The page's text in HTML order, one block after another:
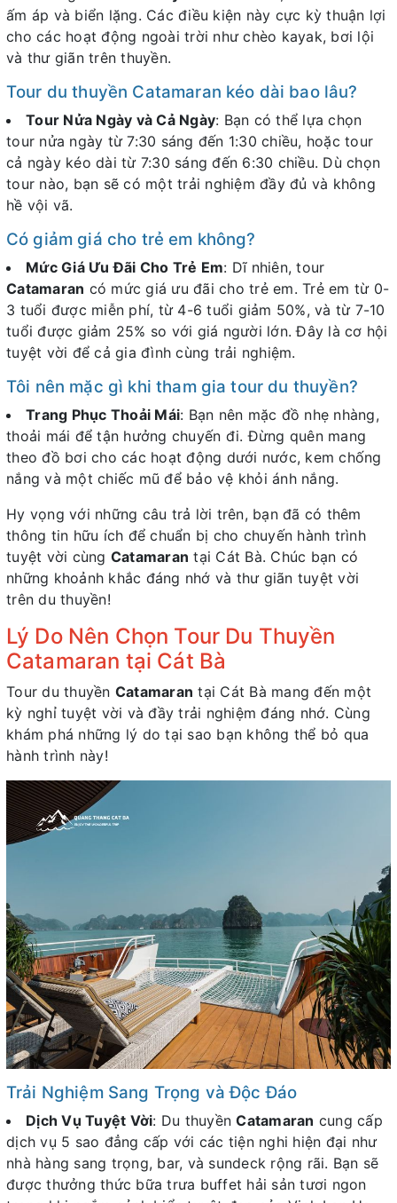
ấm áp và biển lặng. Các điều kiện này cực kỳ thuận lợi
cho các hoạt động ngoài trời như chèo kayak, bơi lội
và thư giãn trên thuyền.
Tour du thuyền Catamaran kéo dài bao lâu?
Tour Nửa Ngày và Cả Ngày: Bạn có thể lựa chọn
tour nửa ngày từ 7:30 sáng đến 1:30 chiều, hoặc tour
cả ngày kéo dài từ 7:30 sáng đến 6:30 chiều. Dù chọn
tour nào, bạn sẽ có một trải nghiệm đầy đủ và không
hề vội vã.
Có giảm giá cho trẻ em không?
Mức Giá Ưu Đãi Cho Trẻ Em: Dĩ nhiên, tour
Catamaran có mức giá ưu đãi cho trẻ em. Trẻ em từ 0-
3 tuổi được miễn phí, từ 4-6 tuổi giảm 50%, và từ 7-10
tuổi được giảm 25% so với giá người lớn. Đây là cơ hội
tuyệt vời để cả gia đình cùng trải nghiệm.
Tôi nên mặc gì khi tham gia tour du thuyền?
Trang Phục Thoải Mái: Bạn nên mặc đồ nhẹ nhàng,
thoải mái để tận hưởng chuyến đi. Đừng quên mang
theo đồ bơi cho các hoạt động dưới nước, kem chống
nắng và một chiếc mũ để bảo vệ khỏi ánh nắng.
Hy vọng với những câu trả lời trên, bạn đã có thêm
thông tin hữu ích để chuẩn bị cho chuyến hành trình
tuyệt vời cùng Catamaran tại Cát Bà. Chúc bạn có
những khoảnh khắc đáng nhớ và thư giãn tuyệt vời
trên du thuyền!
Lý Do Nên Chọn Tour Du Thuyền
Catamaran tại Cát Bà
Tour du thuyền Catamaran tại Cát Bà mang đến một
kỳ nghỉ tuyệt vời và đầy trải nghiệm đáng nhớ. Cùng
khám phá những lý do tại sao bạn không thể bỏ qua
hành trình này!
Trải Nghiệm Sang Trọng và Độc Đáo
Dịch Vụ Tuyệt Vời: Du thuyềnCatamaran cung cấp
dịch vụ 5 sao đẳng cấp với các tiện nghi hiện đại như
nhà hàng sang trọng, bar, và sundeck rộng rãi. Bạn sẽ
được thưởng thức bữa trưa buffet hải sản tươi ngon